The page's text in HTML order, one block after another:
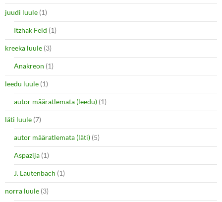
juudi luule (1)
Itzhak Feld (1)
kreeka luule (3)
Anakreon (1)
leedu luule (1)
autor määratlemata (leedu) (1)
läti luule (7)
autor määratlemata (läti) (5)
Aspazija (1)
J. Lautenbach (1)
norra luule (3)